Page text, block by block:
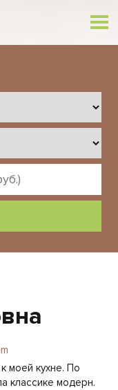
моей кухне. По
классике модерн.